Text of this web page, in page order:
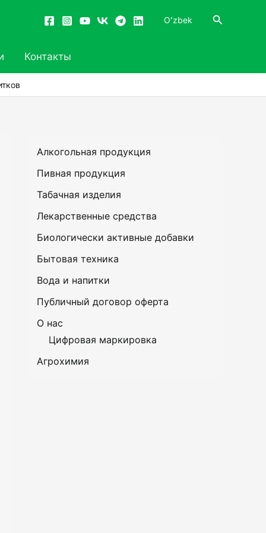
Oʻzbek Поиск
Контакты
Алкогольная продукция
Пивная продукция
Табачная изделия
Лекарственные средства
Биологически активные добавки
Бытовая техника
Вода и напитки
Публичный договор оферта
О нас
Цифровая маркировка
Агрохимия